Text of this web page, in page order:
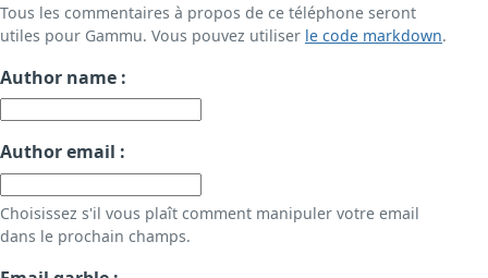
Tous les commentaires à propos de ce téléphone seront
utiles pour Gammu. Vous pouvez utiliser le code markdown.
Author name :
Author email :
Choisissez s'il vous plaît comment manipuler votre email
dans le prochain champs.